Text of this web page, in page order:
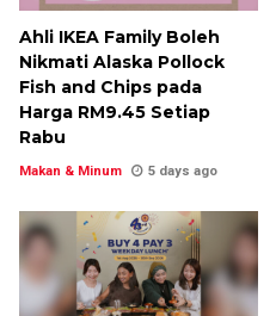
Ahli IKEA Family Boleh
Nikmati Alaska Pollock
Fish and Chips pada
Harga RM9.45 Setiap
Rabu
Makan & Minum 5 days ago